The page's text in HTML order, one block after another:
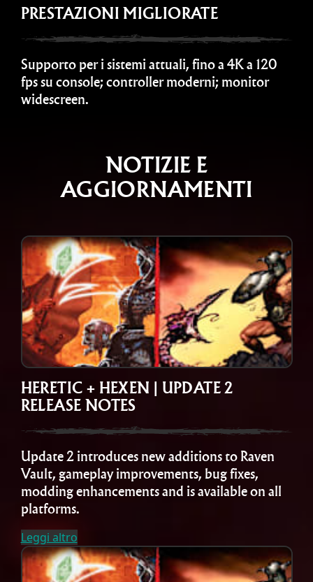
PRESTAZIONI MIGLIORATE
Supporto per i sistemi attuali, fino a 4K a 120
fps su console; controller moderni; monitor
widescreen.
NOTIZIE E
AGGIORNAMENTI
HERETIC + HEXEN | UPDATE 2
RELEASE NOTES
Update 2 introduces new additions to Raven
Vault, gameplay improvements, bug fixes,
modding enhancements and is available on all
platforms.
Leggi altro